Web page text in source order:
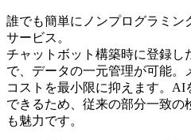
誰でも簡単にノンプログラミン
サービス。
チャットボット構築時に登録し
で、データの一元管理が可能。
コストを最小限に抑えます。AI
できるため、従来の部分一致
も魅力です。